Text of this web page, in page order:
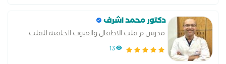
دكتور محمد اشرف
مدرس م قلب الاطفال والعيوب الخلقية للقلب
-كلية الطب
13